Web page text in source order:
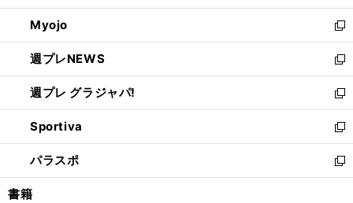
開
く
ウ
で
開
く
ン
ド
ウ
で
開
く
ウ
ィ
ン
ド
ウ
で
開
く
Myojo
新
し
い
ウ
ィ
ン
ド
ウ
で
開
週プレNEWS
新
し
い
ウ
ィ
ン
ド
ウ
週プレ グラジャパ!
新
し
い
ウ
ィ
ン
Sportiva
新
し
い
ウ
パラスポ
新
し
書籍